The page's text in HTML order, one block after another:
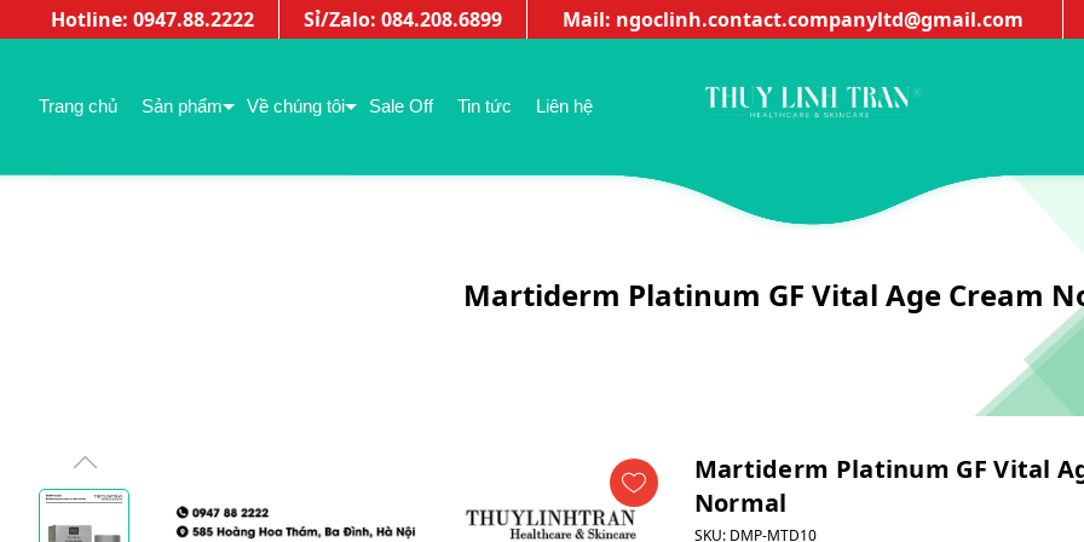
Hotline: 0947.88.2222 Sỉ/Zalo: 084.208.6899 Mail: ngoclinh.contact.companyltd@gmail.com
Trang chủ Sản phẩm Về chúng tôi Sale Off Tin tức Liên hệ
Martiderm Platinum GF Vital Age Cream
Martiderm Platinum GF Vital
Normal
SKU:DMP-MTD10